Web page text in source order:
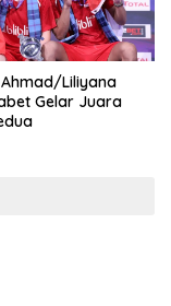
Liliyana
Gelar Juara